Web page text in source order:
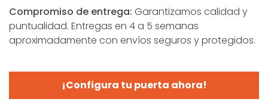
Compromiso de entrega: Garantizamos calidad y
puntualidad. Entregas en 4 a 5 semanas
aproximadamente con envíos seguros y protegidos.
¡Configura tu puerta ahora!